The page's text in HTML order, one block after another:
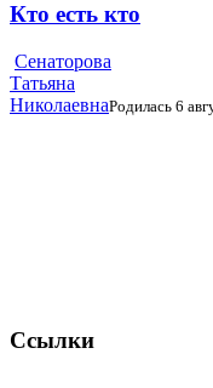
Кто есть кто
Сенаторова
Татьяна
НиколаевнаРодилась 6
Ссылки